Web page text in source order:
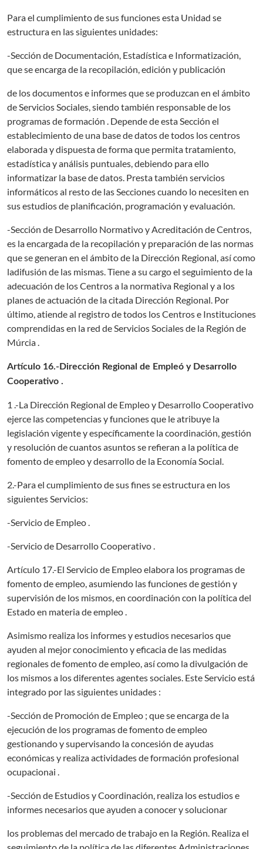
Para el cumplimiento de sus funciones esta Unidad se
estructura en las siguientes unidades:
-Sección de Documentación, Estadística e Informatización,
que se encarga de la recopilación, edición y publicación
de los documentos e informes que se produzcan en el ámbito
de Servicios Sociales, siendo también responsable de los
programas de formación . Depende de esta Sección el
establecimiento de una base de datos de todos los centros
elaborada y dispuesta de forma que permita tratamiento,
estadística y análisis puntuales, debiendo para ello
informatizar la base de datos. Presta también servicios
informáticos al resto de las Secciones cuando lo necesiten en
sus estudios de planificación, programación y evaluación.
-Sección de Desarrollo Normativo y Acreditación de Centros,
es la encargada de la recopilación y preparación de las normas
que se generan en el ámbito de la Dirección Regional, así como
ladifusión de las mismas. Tiene a su cargo el seguimiento de la
adecuación de los Centros a la normativa Regional y a los
planes de actuación de la citada Dirección Regional. Por
último, atiende al registro de todos los Centros e Instituciones
comprendidas en la red de Servicios Sociales de la Región de
Múrcia .
Artículo 16.-Dirección Regional de Empleó y Desarrollo
Cooperativo .
1 .-La Dirección Regional de Empleo y Desarrollo Cooperativo
ejerce las competencias y funciones que le atribuye la
legislación vigente y específicamente la coordinación, gestión
y resolución de cuantos asuntos se refieran a la política de
fomento de empleo y desarrollo de la Economía Social.
2.-Para el cumplimiento de sus fines se estructura en los
siguientes Servicios:
-Servicio de Empleo .
-Servicio de Desarrollo Cooperativo .
Artículo 17.-El Servicio de Empleo elabora los programas de
fomento de empleo, asumiendo las funciones de gestión y
supervisión de los mismos, en coordinación con la política del
Estado en materia de empleo .
Asimismo realiza los informes y estudios necesarios que
ayuden al mejor conocimiento y eficacia de las medidas
regionales de fomento de empleo, así como la divulgación de
los mismos a los diferentes agentes sociales. Este Servicio está
integrado por las siguientes unidades :
-Sección de Promoción de Empleo ; que se encarga de la
ejecución de los programas de fomento de empleo
gestionando y supervisando la concesión de ayudas
económicas y realiza actividades de formación profesional
ocupacionai .
-Sección de Estudios y Coordinación, realiza los estudios e
informes necesarios que ayuden a conocer y solucionar
los problemas del mercado de trabajo en la Región. Realiza el